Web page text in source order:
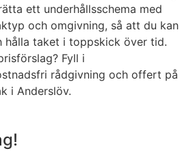
ett underhållsschema med
och omgivning, så att du kan
hålla taket i toppskick över tid.
Fyll i
rådgivning och offert på
i Anderslöv.